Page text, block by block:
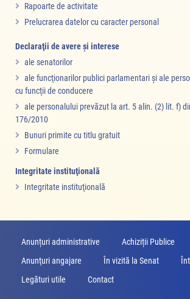
Rapoarte de activitate
Prelucrarea datelor cu caracter personal
Declaraţii de avere şi interese
ale senatorilor
ale funcţionarilor publici parlamentari şi ale
cu funcţii de conducere
ale personalului prevăzut la art. 5 alin. (2) lit. f)
176/2010
Bunuri primite cu titlu gratuit
Formulare
Integritate instituţională
Integritate instituţională
Anunțuri administrative
Achiziții Publice
Anunţuri angajare
În vizită la Senat
Legături utile
Contact